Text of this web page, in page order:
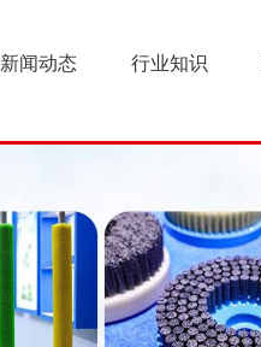
新闻动态 行业知识